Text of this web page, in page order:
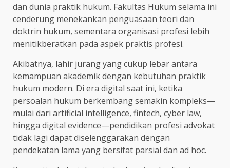
dan dunia praktik hukum. Fakultas Hukum selama ini
cenderung menekankan penguasaan teori dan
doktrin hukum, sementara organisasi profesi lebih
menitikberatkan pada aspek praktis profesi.
Akibatnya, lahir jurang yang cukup lebar antara
kemampuan akademik dengan kebutuhan praktik
hukum modern. Di era digital saat ini, ketika
persoalan hukum berkembang semakin kompleks—
mulai dari artificial intelligence, fintech, cyber law,
hingga digital evidence—pendidikan profesi advokat
tidak lagi dapat diselenggarakan dengan
pendekatan lama yang bersifat parsial dan ad hoc.